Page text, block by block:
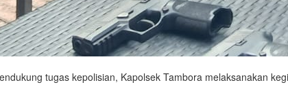
tugas kepolisian, Kapolsek Tambora melaksanakan